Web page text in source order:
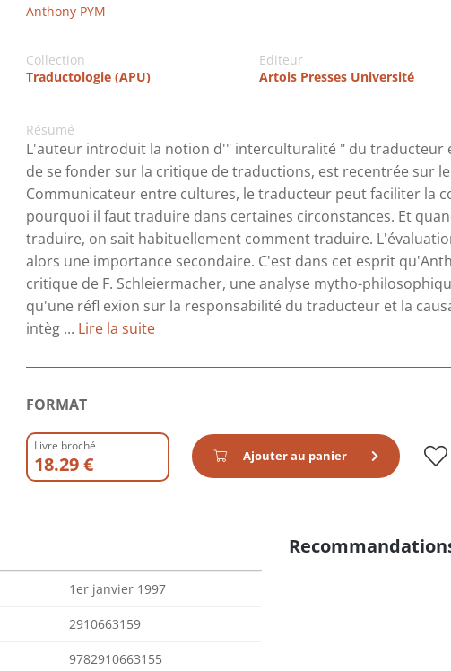
Anthony PYM
Collection
Traductologie (APU)
Editeur
Artois Presses Université
Résumé
L'auteur introduit la notion d'" interculturalité " du traducteur
de se fonder sur la critique de traductions, est recentrée sur
Communicateur entre cultures, le traducteur peut faciliter la
pourquoi il faut traduire dans certaines circonstances. Et
traduire, on sait habituellement comment traduire.
alors une importance secondaire. C'est dans cet esprit
critique de F. Schleiermacher, une analyse mytho-
qu'une réfl exion sur la responsabilité du traducteur et la
intèg ... Lire la suite
FORMAT
Livre broché
18.29 € Ajouter au panier
1er janvier 1997
2910663159
9782910663155